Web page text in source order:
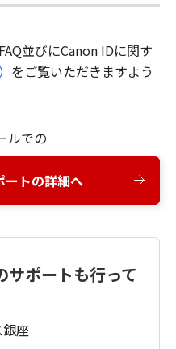
並びにCanon IDに関す
をご覧いただきますよう
ルでの
ートの詳細へ
サポートも行って
座